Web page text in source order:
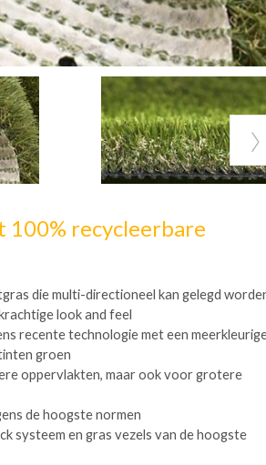
100% recycleerbare
die multi-directioneel kan gelegd
look and feel
recente technologie met een
groen
oppervlakten, maar ook voor grotere
de hoogste normen
systeem en gras vezels van de hoogste